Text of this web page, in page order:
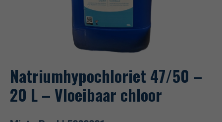
Natriumhypochloriet 47/50 –
20 L – Vloeibaar chloor